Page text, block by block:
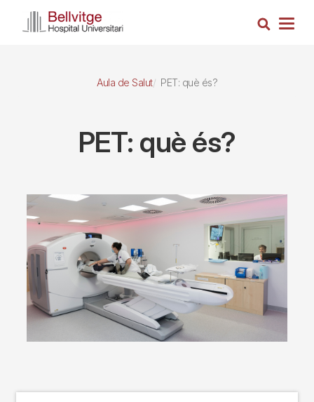
Cerca
Aula de Salut PET: què és?
PET: què és?
Imagen